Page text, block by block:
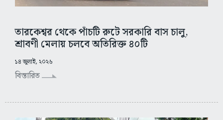
তারকেশ্বর থেকে পাঁচটি রুটে সরকারি বাস চালু,
শ্রাবণী মেলায় চলবে অতিরিক্ত ৪০টি
১৪ জুলাই, ২০২৬
বিস্তারিত